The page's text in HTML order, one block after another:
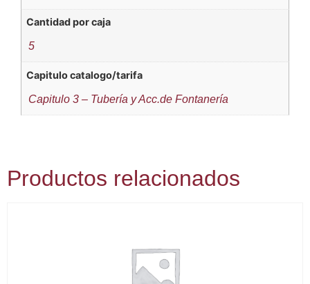
Cantidad por caja
5
Capitulo catalogo/tarifa
Capitulo 3 – Tubería y Acc.de Fontanería
Productos relacionados